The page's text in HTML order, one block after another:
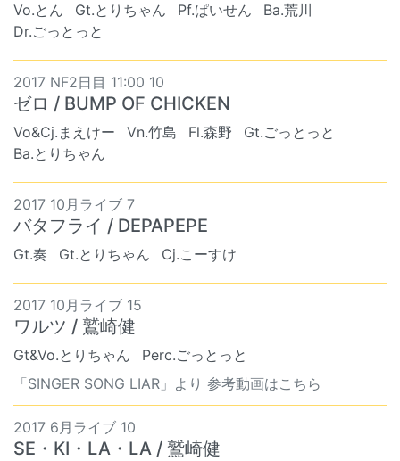
Vo.とん Gt.とりちゃん Pf.ぱいせん
Ba.荒川
Dr.ごっとっと
2017 NF2日目 11:00 10
ゼロ / BUMP OF CHICKEN
Vo&Cj.まえけー Vn.竹島 Fl.森野
Gt.ごっとっと
Ba.とりちゃん
2017 10月ライブ 7
バタフライ / DEPAPEPE
Gt.奏 Gt.とりちゃん Cj.こーすけ
2017 10月ライブ 15
ワルツ / 鷲崎健
Gt&Vo.とりちゃん
Perc.ごっとっと
「SINGER SONG LIAR」より 参考動画はこちら
2017 6月ライブ 10
SE・KI・LA・LA / 鷲崎健